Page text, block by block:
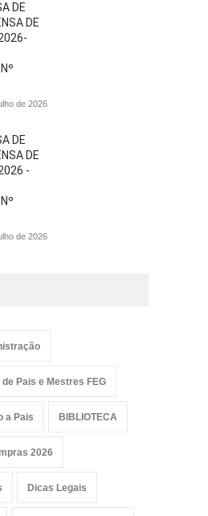
DE
DE
de 2026
DE
DE
-
de 2026
Pais e Mestres FEG
a Pais BIBLIOTECA
2026
Dicas Legais